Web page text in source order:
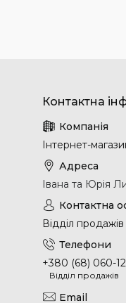
Інтернет-
Івана та Юрія
Відділ продажів
+380 (68) 060-
Відділ продажів